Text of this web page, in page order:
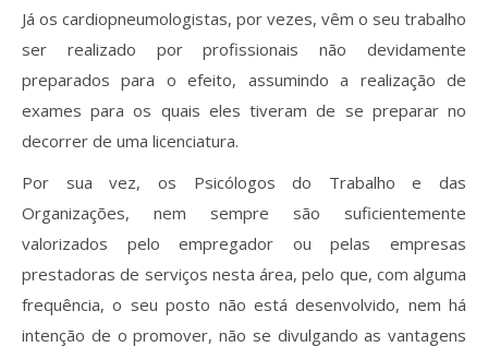
Já os cardiopneumologistas, por vezes, vêm o seu trabalho
ser realizado por profissionais não devidamente
preparados para o efeito, assumindo a realização de
exames para os quais eles tiveram de se preparar no
decorrer de uma licenciatura.
Por sua vez, os Psicólogos do Trabalho e das
Organizações, nem sempre são suficientemente
valorizados pelo empregador ou pelas empresas
prestadoras de serviços nesta área, pelo que, com alguma
frequência, o seu posto não está desenvolvido, nem há
intenção de o promover, não se divulgando as vantagens